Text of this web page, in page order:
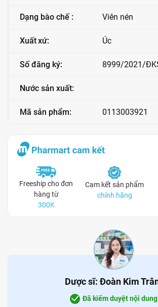
Dạng bào chế : Viên nén
Xuất xứ: Úc
Số đăng ký: 8999/2021/
Nước sản xuất:
Mã sản phẩm: 0113003921
Freeship cho đơn
hàng từ
300K
Cam kết sản phẩm
chính hãng
Dược sĩ: Đoàn Kim
Đã kiểm duyệt nội dung